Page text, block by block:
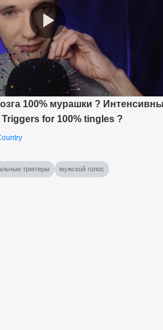
100% мурашки ?
for 100% tingles ?
триггеры мужской голос